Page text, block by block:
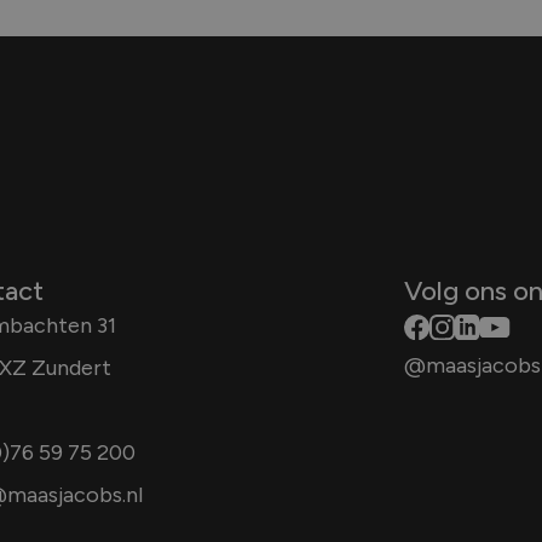
31
Zundert
59 75 200
Volg ons
@maasjacobs